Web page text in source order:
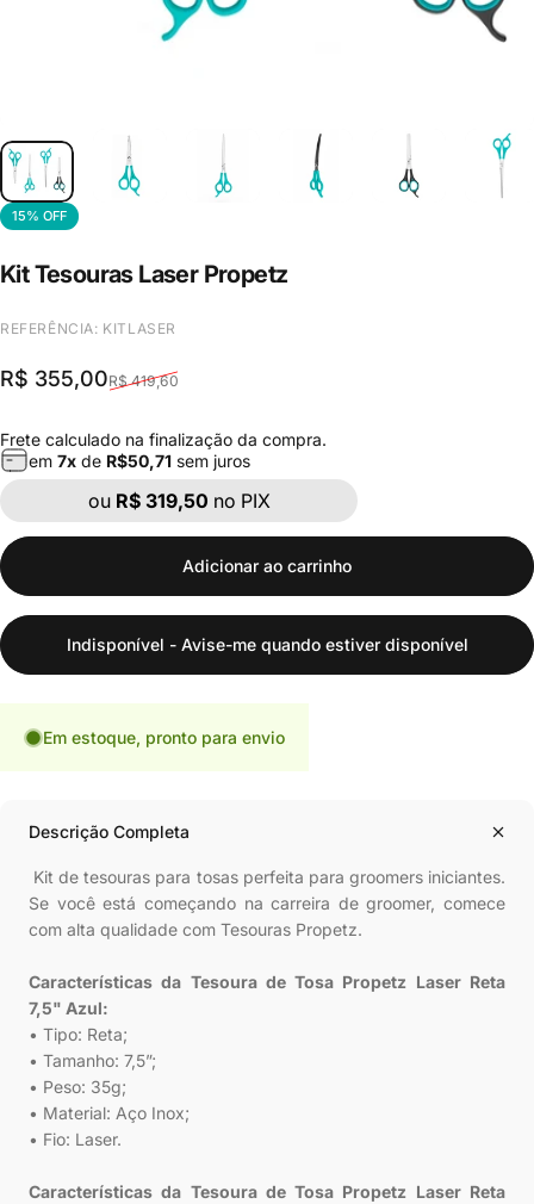
15% OFF
KitTesouras Laser Propetz
REFERÊNCIA: KITLASER
Preço de venda
R$ 355,00
Preço regularR$ 419,60
Frete calculado na finalização da compra.
em 7x de R$50,71 sem juros
ou R$ 319,50 no PIX
Adicionar ao carrinho
Indisponível - Avise-me quando estiver disponível
Em estoque, pronto para envio
Descrição Completa
Kit de tesouras para tosas perfeita para groomers iniciantes.
Se você está começando na carreira de groomer, comece
com alta qualidade com Tesouras Propetz.
Características da Tesoura de Tosa Propetz Laser Reta
7,5" Azul:
• Tipo: Reta;
• Tamanho: 7,5”;
• Peso: 35g;
• Material: Aço Inox;
• Fio: Laser.
Características da Tesoura de Tosa Propetz Laser Reta